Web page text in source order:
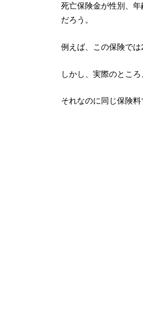
死亡保険金が性別、
だろう。
例えば、この保険で
しかし、実際のとこ
それなのに同じ保険